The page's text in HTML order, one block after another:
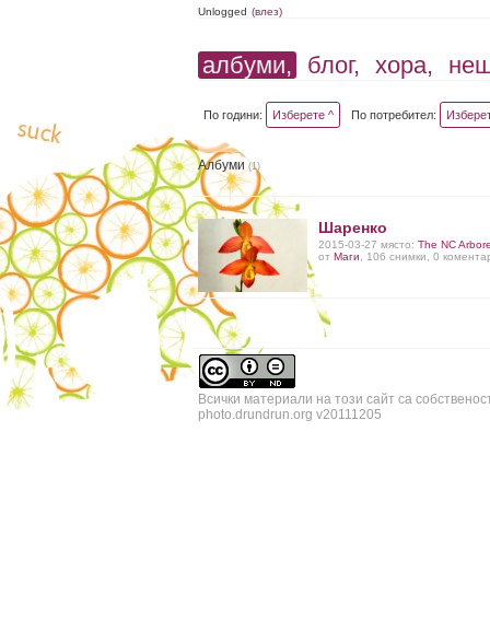
Unlogged (влез)
албуми, блог, хора,
По години: Изберете ^ По потребител:
Албуми(1)
Шаренко
2015-03-27 място:The NC
отМаги , 106 снимки, 0
Всички материали на този сайт са
photo.drundrun.org v20111205